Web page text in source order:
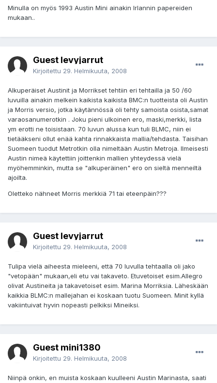
Minulla on myös 1993 Austin Mini ainakin Irlannin papereiden
mukaan..
Guest levyjarrut
Kirjoitettu 29. Helmikuuta, 2008
Alkuperäiset Austinit ja Morrikset tehtiin eri tehtailla ja 50 /60
luvuilla ainakin melkein kaikista kaikista BMC:n tuotteista oli Austin
ja Morris versio, jotka käytännössä oli tehty samoista osista,samat
varaosanumerotkin . Joku pieni ulkoinen ero, maski,merkki, lista
ym erotti ne toisistaan. 70 luvun alussa kun tuli BLMC, niin ei
tietääkseni ollut enää kahta rinnakkaista mallia/tehdasta. Taisihan
Suomeen tuodut Metrotkin olla nimeltään Austin Metroja. Ilmeisesti
Austin nimeä käytettiin joittenkin mallien yhteydessä vielä
myöhemminkin, mutta se "alkuperäinen" ero on sieltä menneiltä
ajoilta.
Oletteko nähneet Morris merkkiä 71 tai eteenpäin???
Guest levyjarrut
Kirjoitettu 29. Helmikuuta, 2008
Tulipa vielä aiheesta mieleeni, että 70 luvulla tehtaalla oli jako
"vetopään" mukaan,eli etu vai takaveto. Etuvetoiset esim.Allegro
olivat Austineita ja takavetoiset esim. Marina Morriksia. Läheskään
kaikkia BLMC:n mallejahan ei koskaan tuotu Suomeen. Minit kyllä
vakiintuivat hyvin nopeasti pelkiksi Mineiksi.
Guest mini1380
Kirjoitettu 29. Helmikuuta, 2008
Niinpä onkin, en muista koskaan kuulleeni Austin Marinasta, saati